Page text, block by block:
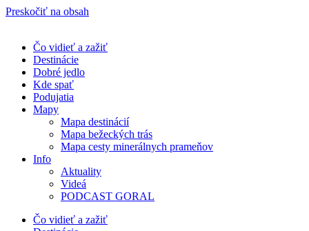
Preskočiť na obsah
Čo vidieť a zažiť
Destinácie
Dobré jedlo
Kde spať
Podujatia
Mapy
Mapa destinácií
Mapa bežeckých trás
Mapa cesty minerálnych prameňov
Info
Aktuality
Videá
PODCAST GORAL
Čo vidieť a zažiť